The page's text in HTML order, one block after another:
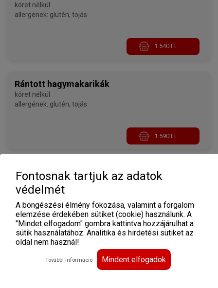
köret nélkül
allergének: glutén, tojás
1 540 Ft
Rántott hagymakarikák
köret nélkül
allergének: glutén, tojás
1 590 Ft
Rántott sajt
tartármártással, köret nélkül
allergének: glutén, laktóz, tojás
1 490 Ft
Rántott sertéskaraj
Fontosnak tartjuk az adatok
védelmét
A böngészési élmény fokozása, valamint a forgalom
elemzése érdekében sütiket (cookie) használunk. A
"Mindet elfogadom" gombra kattintva hozzájárulhat a
sütik használatához. Analitika és hirdetési sütiket az
oldal nem használ!
További információ Mindent elfogadok